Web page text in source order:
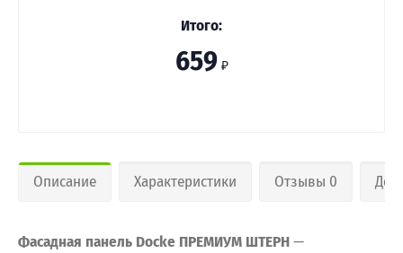
Итого:
659 ₽
Описание Характеристики Отзывы 0
Фасадная панель Docke ПРЕМИУМ ШТЕРН—